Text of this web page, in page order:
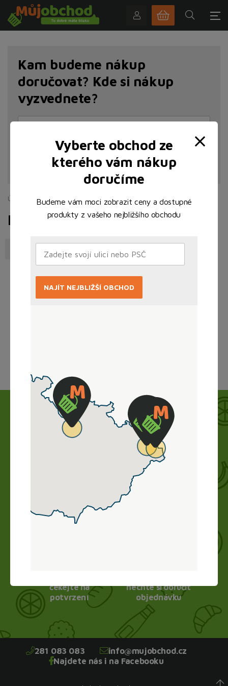
Kam budeme nákup
doručovat? Kde si nákup
vyzvednete?
NAJÍT POBOČKU
Úvodní stránka Pečivo
Pečivo
Jak to funguje?
Nákup vyřídíte doma online, obchod zboží
připraví a vy si ho jen vyzvednete. Bez dlouhého
vybírání, čekání ve frontě a obav.
čekejte na
potvrzení
nechte si doručit
objednávku
Vyberte obchod ze
kterého vám nákup
doručíme
Budeme vám moci zobrazit ceny a dostupné
produkty z vašeho nejbližšího obchodu
NAJÍT NEJBLIŽŠÍ OBCHOD
281 083 083
info@mujobchod.cz
Najdete nás i na Facebooku